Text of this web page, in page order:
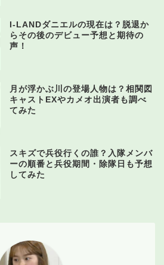
I-LANDダニエルの現在は？脱退か
らその後のデビュー予想と期待の
声！
月が浮かぶ川の登場人物は？相関図
キャストEXやカメオ出演者も調べ
てみた
スキズで兵役行くの誰？入隊メンバ
ーの順番と兵役期間・除隊日も予想
してみた